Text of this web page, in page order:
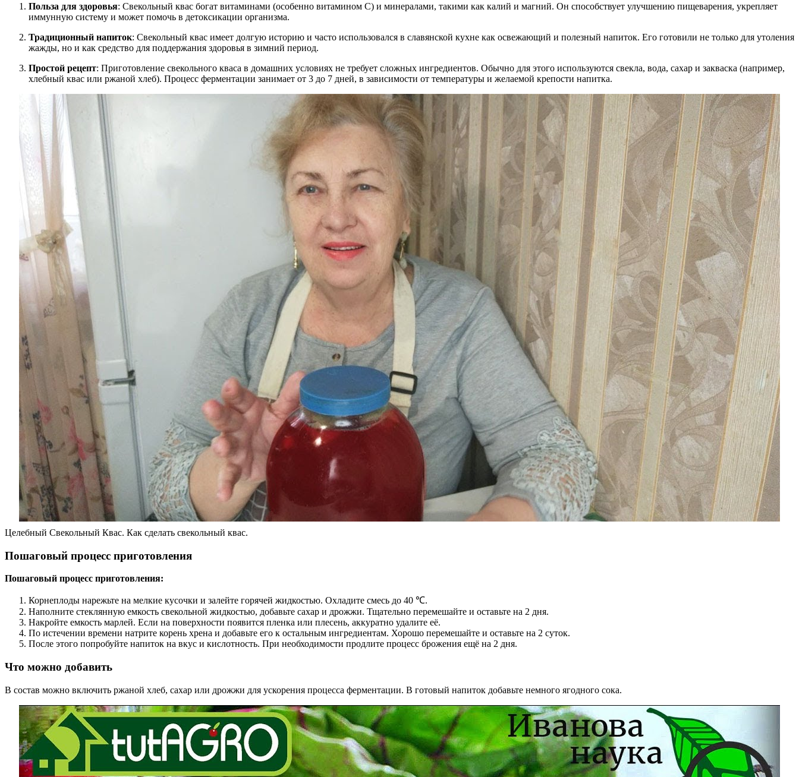
Польза для здоровья: Свекольный квас богат витаминами (особенно витамином C) и минералами, такими как калий и магний. Он способствует улучшению пищеварения, укрепляет
иммунную систему и может помочь в детоксикации организма.
Традиционный напиток: Свекольный квас имеет долгую историю и часто использовался в славянской кухне как освежающий и полезный напиток. Его готовили не только для утоления
жажды, но и как средство для поддержания здоровья в зимний период.
Простой рецепт: Приготовление свекольного кваса в домашних условиях не требует сложных ингредиентов. Обычно для этого используются свекла, вода, сахар и закваска (например,
хлебный квас или ржаной хлеб). Процесс ферментации занимает от 3 до 7 дней, в зависимости от температуры и желаемой крепости напитка.
Целебный Свекольный Квас. Как сделать свекольный квас.
Пошаговый процесс приготовления
Пошаговый процесс приготовления:
Корнеплоды нарежьте на мелкие кусочки и залейте горячей жидкостью. Охладите смесь до 40 ℃.
Наполните стеклянную емкость свекольной жидкостью, добавьте сахар и дрожжи. Тщательно перемешайте и оставьте на 2 дня.
Накройте емкость марлей. Если на поверхности появится пленка или плесень, аккуратно удалите её.
По истечении времени натрите корень хрена и добавьте его к остальным ингредиентам. Хорошо перемешайте и оставьте на 2 суток.
После этого попробуйте напиток на вкус и кислотность. При необходимости продлите процесс брожения ещё на 2 дня.
Что можно добавить
В состав можно включить ржаной хлеб, сахар или дрожжи для ускорения процесса ферментации. В готовый напиток добавьте немного ягодного сока.